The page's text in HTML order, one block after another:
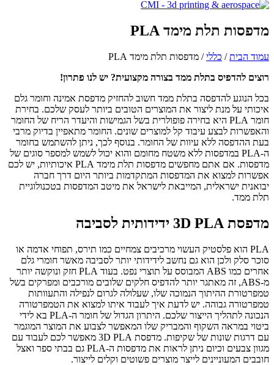
מדפסות תלת מימד PLA
עמוד הבית/ כללי/ מדפסות תלת מימד PLA
רוצים להדפיס בתלת ממד בצורה מקצועית? יש לנו פתרון!
בכל הנוגע להדפסה בתלת ממד חשוב להחזיק מדפסת אמינה וחומר גלם
איכותי על מנת ליצור את המוצרים הטובים ביותר לעסק שלכם. בחירת
חומר PLA היא בחירה פופולרית בשל הגמישות והיעדר הריח של החומר
והאפשרות לבצע עיבוד קל למוצרים שונים. החומר מתאפיין בדיוק מרבי
בעת ההדפסה ללא עיוות של החומר. בנוסף לכך, ניתן להשתמש בחומר
ה-PLA במדפסות ללא משטח מחומם והוא יכול לשמש למספר סוגים של
מדפסות. אם אתם מחפשים מדפסות תלת מימד PLA איכותיות, יש לכם
אפשרות למצוא את המדפסות המתקדמות ביותר היום דרך חברה
יבואנית ישראלית, המייבאת לישראל את מיטב המדפסות בטכנולוגיית
תלת ממד.
מדפסת PLA
D3 ידידותית לסביבה
PLA הוא פלסטיק העשוי מרכיבים צמחיים כמו תירס, תפוחי אדמה או
סוכר סלק ולכן הוא גם נחשב לידידותי יותר לסביבה מאשר חומרי גלם
אחרים כמו ABS המבוסס על תוצרי נפט. בעוד PLA חזק ונוקשה יותר
מ-ABS, זה מאתגר יותר להדפיס חלקים שלובים מורכבים ומפרקים בשל
טמפרטורת ההיתוך הנמוכה שלו, שעלולה לגרום לנפילה והתעוותות
טמפרטורה גבוהה. יש לדעת איך לעבוד איתו למצוא את הטמפרטורה
הנכונה לתהליך הייצור שלכם. היתרון הגדול של חומר ה-PLA בא לידי
ביטוי במראה השקוף והמבריק שלו המאפשר לצבוע את המוצר המוגמר
עם דרגות שונות של שקיפות. מדפסת PLA
D
3 מאפשר לכם לעבוד עם
מגוון צבעים וכיום ניתן לראות את מדפסות ה-PLA גם בבתי ספר ואצל
חובבים המעוניינים לייצר מוצרים פשוטים וקלים לייצור.